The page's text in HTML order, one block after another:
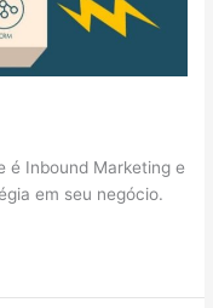
é Inbound Marketing e
em seu negócio.